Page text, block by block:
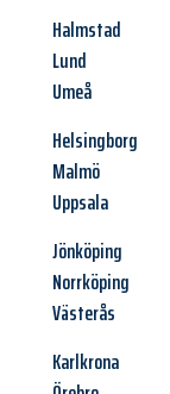
Halmstad
Lund
Umeå
Helsingborg
Malmö
Uppsala
Jönköping
Norrköping
Västerås
Karlkrona